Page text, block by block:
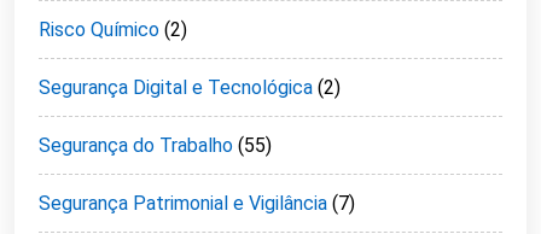
Risco Químico (2)
Segurança Digital e Tecnológica (2)
Segurança do Trabalho (55)
Segurança Patrimonial e Vigilância (7)